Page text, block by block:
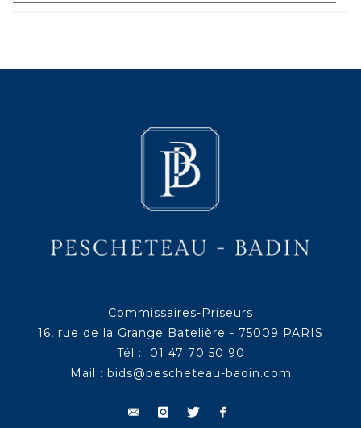
Commissaires-Priseurs
16, rue de la Grange Batelière - 75009 PARIS
Tél : 01 47 70 50 90
Mail : bids@pescheteau-badin.com